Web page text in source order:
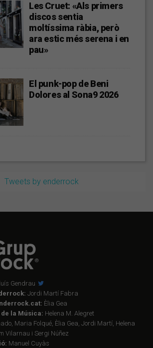
Les Cruet: «Als primers
discos sentia
moltíssima ràbia, però
ara estic més serena i en
pau»
El punk-pop de Beni
Dolores al Sona9 2026
Tweets by enderrock
Gendrau
Jordi Martí Fabra
Èlia Gea
la Música: Helena M. Alegret
Maria Folqué, Èlia Gea, Jordi Martí, Helena
Vilarnau i Sergi Núñez
Manuel Cuyàs